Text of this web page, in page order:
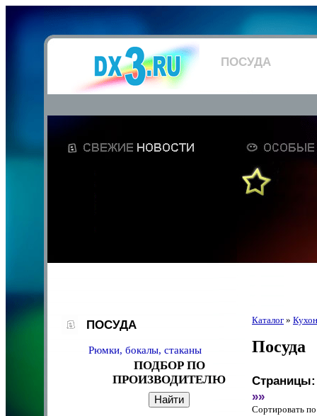
ПОСУДА
ПОСУДА
Рюмки, бокалы, стаканы
ПОДБОР ПО
ПРОИЗВОДИТЕЛЮ
Каталог »
Посуда
Страницы:
»»
Сортировать